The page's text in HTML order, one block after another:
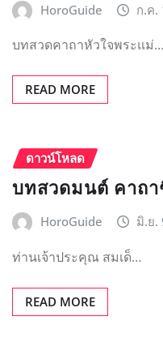
HoroGuide ก.ค.
บทสวดคาถาหัวใจพระแม่…
READ MORE
ดาวน์โหลด
บทสวดมนต์ คาถ
HoroGuide มิ.ย.
ท่านเจ้าประคุณ สมเด็…
READ MORE